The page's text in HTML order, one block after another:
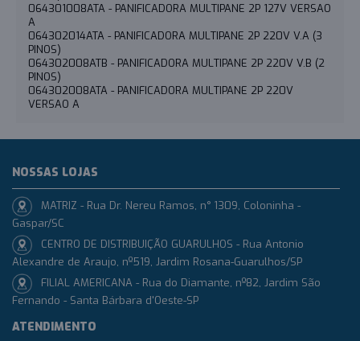
064301008ATA - PANIFICADORA MULTIPANE 2P 127V VERSAO
A
064302014ATA - PANIFICADORA MULTIPANE 2P 220V V.A (3
PINOS)
064302008ATB - PANIFICADORA MULTIPANE 2P 220V V.B (2
PINOS)
064302008ATA - PANIFICADORA MULTIPANE 2P 220V
VERSAO A
NOSSAS LOJAS
MATRIZ - Rua Dr. Nereu Ramos, n° 1309, Coloninha -
Gaspar/SC
CENTRO DE DISTRIBUIÇÃO GUARULHOS - Rua Antonio
Alexandre de Araujo, nº519, Jardim Rosana-Guarulhos/SP
FILIAL AMERICANA - Rua do Diamante, nº82, Jardim São
Fernando - Santa Bárbara d'Oeste-SP
ATENDIMENTO